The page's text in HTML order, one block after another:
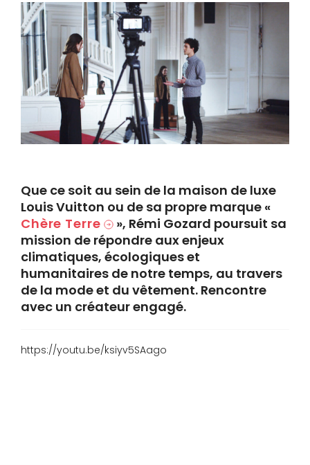
Que ce soit au sein de la maison de luxe
Louis Vuitton ou de sa propre marque «
Chère Terre
», Rémi Gozard poursuit sa
mission de répondre aux enjeux
climatiques, écologiques et
humanitaires de notre temps, au travers
de la mode et du vêtement. Rencontre
avec un créateur engagé.
https://youtu.be/ksiyv5SAago